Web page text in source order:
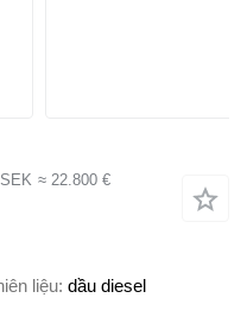
≈ 22.800 €
liệu dầu diesel